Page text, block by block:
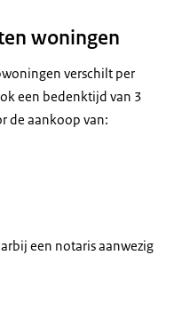
woningen
verschilt per
een bedenktijd van 3
de aankoop van:
een notaris aanwezig